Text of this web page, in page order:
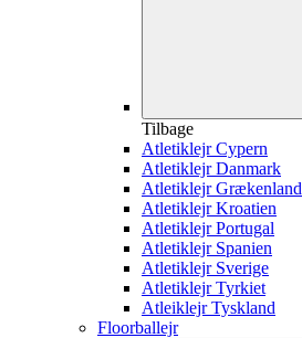
Tilbage
Atletiklejr Cypern
Atletiklejr Danmark
Atletiklejr Grækenland
Atletiklejr Kroatien
Atletiklejr Portugal
Atletiklejr Spanien
Atletiklejr Sverige
Atletiklejr Tyrkiet
Atleiklejr Tyskland
Floorballejr